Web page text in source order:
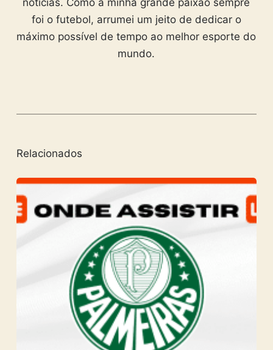
foi o futebol, arrumei um jeito de dedicar o
máximo possível de tempo ao melhor esporte do
mundo.
Relacionados